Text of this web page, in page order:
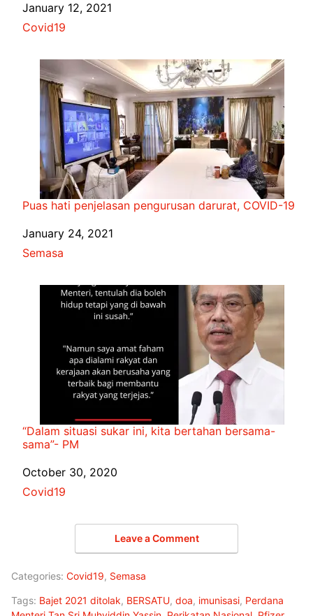
Date
January 12, 2021
In relation to
Covid19
Puas hati penjelasan pengurusan darurat, COVID-19
Date
January 24, 2021
In relation to
Semasa
“Dalam situasi sukar ini, kita bertahan bersama-
sama”- PM
Date
October 30, 2020
In relation to
Covid19
Leave a Comment
Categories: Covid19, Semasa
Tags: Bajet 2021 ditolak, BERSATU, doa, imunisasi, Perdana